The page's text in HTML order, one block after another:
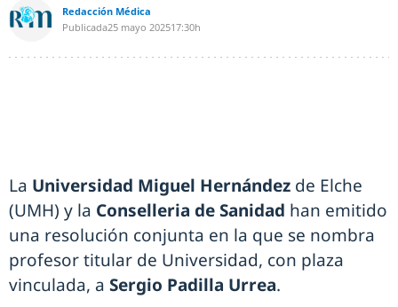
Redacción Médica
Publicada25 mayo 202517:30h
La Universidad Miguel Hernández de Elche
(UMH) y la Conselleria de Sanidad han emitido
una resolución conjunta en la que se nombra
profesor titular de Universidad, con plaza
vinculada, a Sergio Padilla Urrea.